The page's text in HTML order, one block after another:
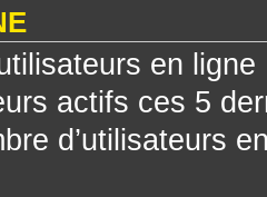
en ligne
actifs ces 5
d’utilisateurs